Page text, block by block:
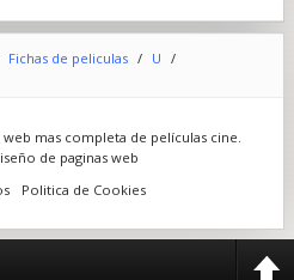
Fichas de peliculas / U /
mas completa de películas cine.
de paginas web
Politica de Cookies